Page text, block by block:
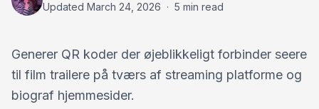
Updated March 24, 2026 · 5 min read
Generer QR koder der øjeblikkeligt forbinder seere
til film trailere på tværs af streaming platforme og
biograf hjemmesider.